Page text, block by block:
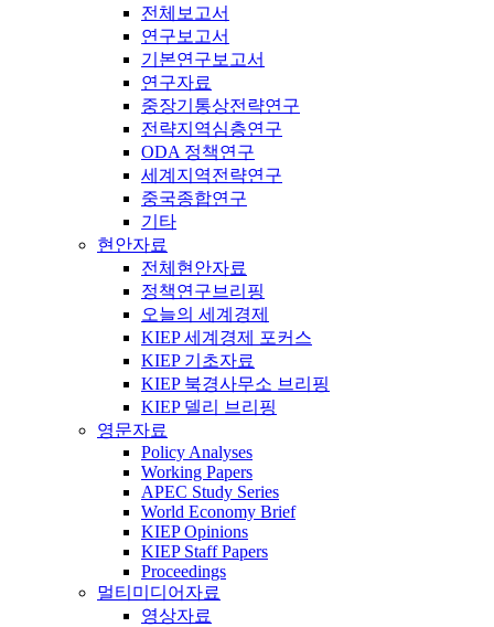
전체보고서
연구보고서
기본연구보고서
연구자료
중장기통상전략연구
전략지역심층연구
ODA 정책연구
세계지역전략연구
중국종합연구
기타
현안자료
전체현안자료
정책연구브리핑
오늘의 세계경제
KIEP 세계경제 포커스
KIEP 기초자료
KIEP 북경사무소 브리핑
KIEP 델리 브리핑
영문자료
Policy Analyses
Working Papers
APEC Study Series
World Economy Brief
KIEP Opinions
KIEP Staff Papers
Proceedings
멀티미디어자료
영상자료